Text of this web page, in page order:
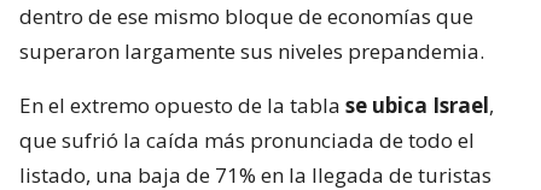
dentro de ese mismo bloque de economías que
superaron largamente sus niveles prepandemia.
En el extremo opuesto de la tabla se ubica Israel,
que sufrió la caída más pronunciada de todo el
listado, una baja de 71% en la llegada de turistas